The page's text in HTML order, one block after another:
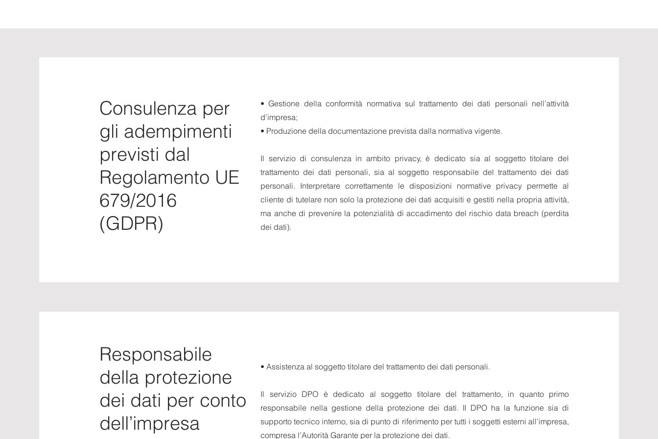
Consulenza per
gli adempimenti
previsti dal
Regolamento UE
679/2016
(GDPR)
• Gestione della conformità normativa sul trattamento dei dati personali nell’attività
d’impresa;
• Produzione della documentazione prevista dalla normativa vigente.
Il servizio di consulenza in ambito privacy, è dedicato sia al soggetto titolare del
trattamento dei dati personali, sia al soggetto responsabile del trattamento dei dati
personali. Interpretare correttamente le disposizioni normative privacy permette al
cliente di tutelare non solo la protezione dei dati acquisiti e gestiti nella propria attività,
ma anche di prevenire la potenzialità di accadimento del rischio data breach (perdita
dei dati).
Responsabile
della protezione
dei dati per conto
dell’impresa
• Assistenza al soggetto titolare del trattamento dei dati personali.
Il servizio DPO è dedicato al soggetto titolare del trattamento, in quanto primo
responsabile nella gestione della protezione dei dati. Il DPO ha la funzione sia di
supporto tecnico interno, sia di punto di riferimento per tutti i soggetti esterni all’impresa,
compresa l’Autorità Garante per la protezione dei dati.